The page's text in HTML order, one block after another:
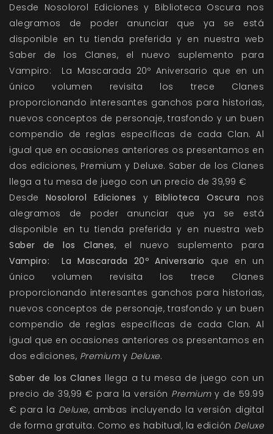
Desde Nosolorol Ediciones y Biblioteca Oscura nos
alegramos de poder anunciar que ya se está
disponible en tu tienda preferida y en nuestra web
Saber de los Clanes, el nuevo suplemento para
Vampiro: La Mascarada 20º Aniversario que en un
único volumen revisita los trece Clanes
proporcionando interesantes ganchos para historias,
nuevos conceptos de personaje, trasfondo y un buen
compendio de reglas específicas de cada Clan. Al
igual que en ocasiones anteriores os presentamos en
dos ediciones, Premium y Deluxe. Saber de los Clanes
llega a tu mesa de juego con un precio de 39,99 €
Desde Nosolorol Ediciones y Biblioteca Oscura nos
alegramos de poder anunciar que ya se está
disponible en tu tienda preferida y en nuestra web
Saber de los Clanes, el nuevo suplemento para
Vampiro: La Mascarada 20º Aniversario que en un
único volumen revisita los trece Clanes
proporcionando interesantes ganchos para historias,
nuevos conceptos de personaje, trasfondo y un buen
compendio de reglas específicas de cada Clan. Al
igual que en ocasiones anteriores os presentamos en
dos ediciones, Premiumy Deluxe.
Saber de los Clanes llega a tu mesa de juego con un
precio de 39,99 € para la versión Premiumy de 59.99
€ para la Deluxe, ambas incluyendo la versión digital
de forma gratuita. Como es habitual, la edición Deluxe